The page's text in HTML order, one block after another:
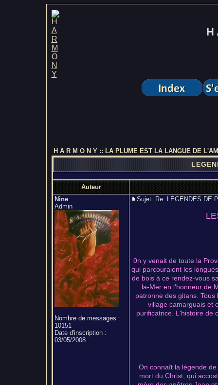
H
H A R M O N Y:: LA PLUME EST LA LANGUE DE
Auteur
Nine
Admin
Nombre de messages :
10151
Date d'inscription :
03/05/2008
Sujet: Re: LEGENDES DE
0n y venait de toute la
qui parcouraient les
de bois à ce rendez-vous
la-Mer en l'honneur de
patronne des gitans.
village camarguais et
purificatrice. L'histoire de
On connaît la légende
mort du Christ, qui